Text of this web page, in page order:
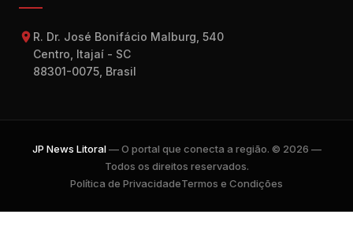
R. Dr. José Bonifácio Malburg, 540
Centro, Itajaí - SC
88301-0075, Brasil
JP News Litoral— O portal que conecta a região. © 2026 —
Todos os direitos reservados.
Política de PrivacidadeTermos e Condições